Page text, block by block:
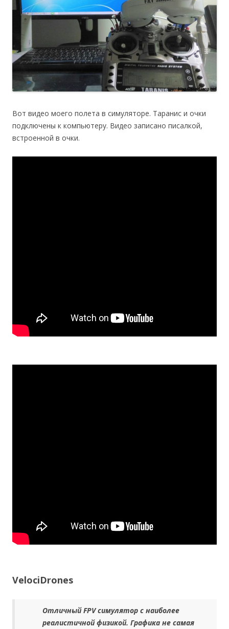
Вот видео моего полета в симуляторе. Таранис и очки
подключены к компьютеру. Видео записано писалкой,
встроенной в очки.
VelociDrones
Отличный FPV симулятор с наиболее
реалистичной физикой. Графика не самая